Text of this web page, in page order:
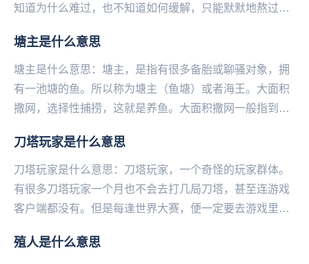
知道为什么难过，也不知道如何缓解，只能默默地熬过去
塘主是什么意思
塘主是什么意思：塘主，是指有很多备胎或聊骚对象，拥
有一池塘的鱼。所以称为塘主（鱼塘）或者海王。大面积
撒网，选择性捕捞，这就是养鱼。大面积撒网一般指到处
刀塔玩家是什么意思
刀塔玩家是什么意思：刀塔玩家，一个奇怪的玩家群体。
有很多刀塔玩家一个月也不会去打几局刀塔，甚至连游戏
客户端都没有。但是每逢世界大赛，便一定要去游戏里面
殖人是什么意思